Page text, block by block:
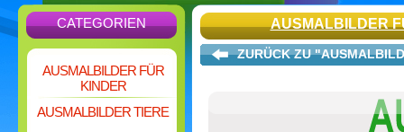
CATEGORIEN
AUSMALBILDER FÜR
KINDER
AUSMALBILDER TIERE
AUSMALBILDER
ZURÜCK ZU